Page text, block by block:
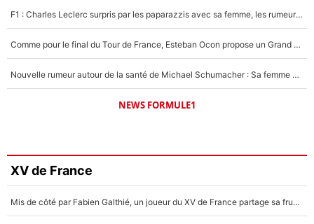
F1 : Charles Leclerc surpris par les paparazzis avec sa femme, les rumeurs étaient vraies !
Comme pour le final du Tour de France, Esteban Ocon propose un Grand Prix de Formule 1 à Paris : «Autour de l’Arc de Triomphe, ce serait génial» !
Nouvelle rumeur autour de la santé de Michael Schumacher : Sa femme Corinna sort du silence
NEWS FORMULE1
XV de France
Mis de côté par Fabien Galthié, un joueur du XV de France partage sa frustration : «ils ne me l’ont pas dit tout de suite»